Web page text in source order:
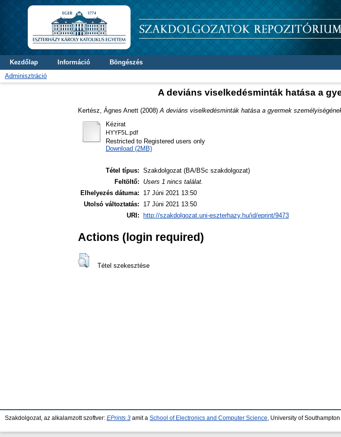
Kezdőlap Információ
Böngészés
Adminisztráció
A deviáns viselkedésminták hatása a
Kertész, Ágnes Anett (2008) A deviáns viselkedésminták hatása a gyermek
Kézirat
HYYF5L.pdf
Restricted to Registered users only
Download (2MB)
Tétel típus: Szakdolgozat (BA/BSc szakdolgozat)
Feltöltő:
Users 1 nincs találat.
Elhelyezés dátuma:
17 Júni 2021 13:50
Utolsó változtatás:
17 Júni 2021 13:50
URI:
http://szakdolgozat.uni-eszterhazy.hu/id/eprint/9473
Actions (login required)
Tétel szekesztése
Szakdolgozat, az alkalamzott szoftver: EPrints 3 amit a School of Electronics and Computer Science , University of